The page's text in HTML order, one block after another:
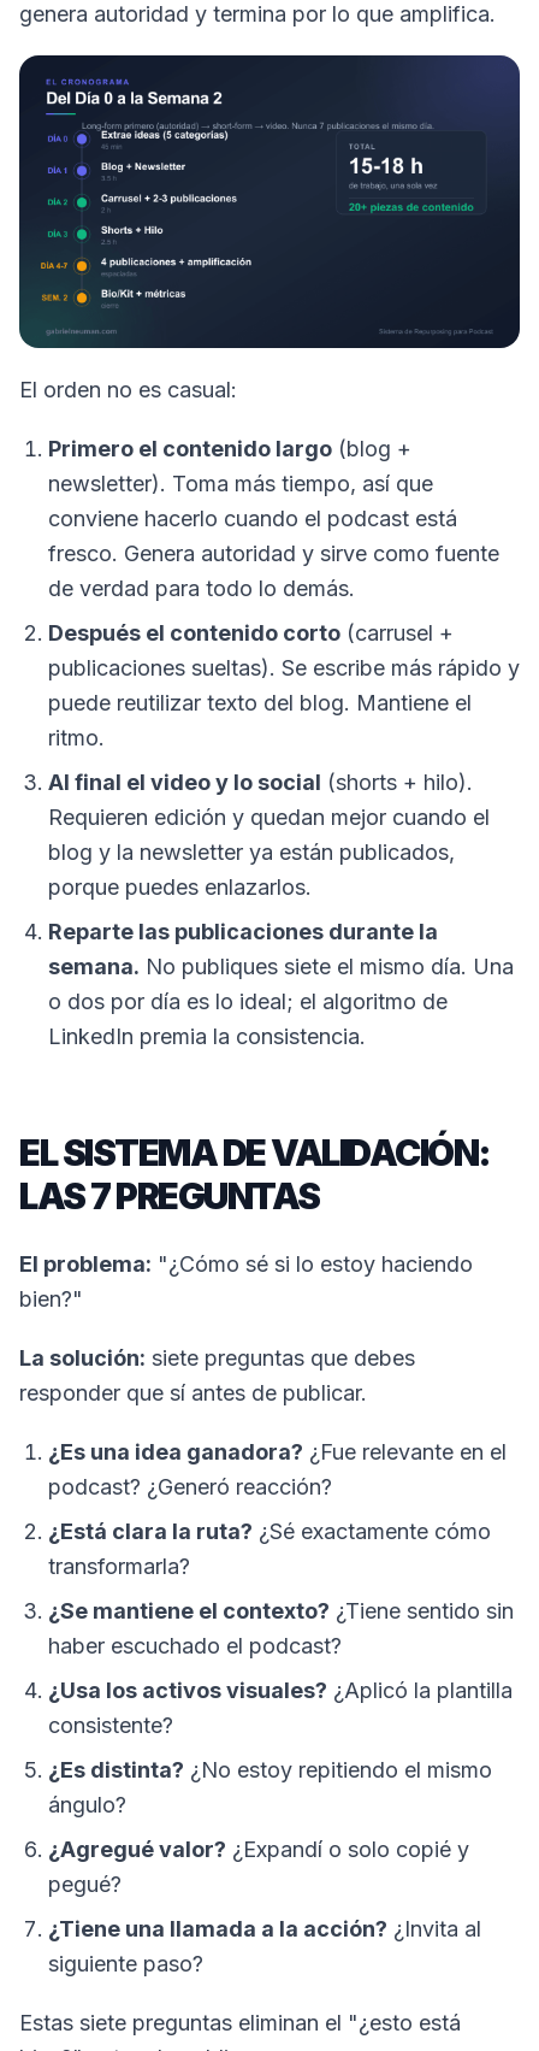
genera autoridad y termina por lo que amplifica.
El orden no es casual:
Primero el contenido largo (blog +
newsletter). Toma más tiempo, así que
conviene hacerlo cuando el podcast está
fresco. Genera autoridad y sirve como fuente
de verdad para todo lo demás.
Después el contenido corto (carrusel +
publicaciones sueltas). Se escribe más rápido y
puede reutilizar texto del blog. Mantiene el
ritmo.
Al final el video y lo social (shorts + hilo).
Requieren edición y quedan mejor cuando el
blog y la newsletter ya están publicados,
porque puedes enlazarlos.
Reparte las publicaciones durante la
semana. No publiques siete el mismo día. Una
o dos por día es lo ideal; el algoritmo de
LinkedIn premia la consistencia.
EL SISTEMA DE VALIDACIÓN:
LAS 7 PREGUNTAS
El problema: "¿Cómo sé si lo estoy haciendo
bien?"
La solución: siete preguntas que debes
responder que sí antes de publicar.
¿Es una idea ganadora? ¿Fue relevante en el
podcast? ¿Generó reacción?
¿Está clara la ruta? ¿Sé exactamente cómo
transformarla?
¿Se mantiene el contexto? ¿Tiene sentido sin
haber escuchado el podcast?
¿Usa los activos visuales? ¿Aplicó la plantilla
consistente?
¿Es distinta? ¿No estoy repitiendo el mismo
ángulo?
¿Agregué valor? ¿Expandí o solo copié y
pegué?
¿Tiene una llamada a la acción? ¿Invita al
siguiente paso?
Estas siete preguntas eliminan el "¿esto está